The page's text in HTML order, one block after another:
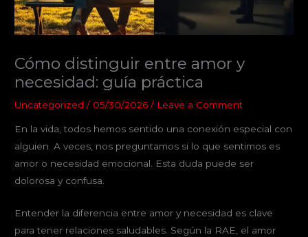
Cómo distinguir entre amor y
necesidad: guía práctica
Uncategorized / 05/30/2026/ Leave a Comment
En la vida, todos hemos sentido una conexión especial con
alguien. A veces, nos preguntamos si lo que sentimos es
amor o necesidad emocional. Esta duda puede ser
dolorosa y confusa.
Entender la diferencia entre amor y necesidad es clave
para tener relaciones saludables. Según la RAE, el amor